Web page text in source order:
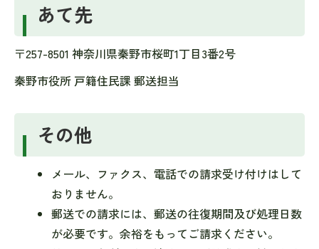
あて先
〒257-8501 神奈川県秦野市桜町1丁目3番2号
秦野市役所 戸籍住民課 郵送担当
その他
メール、ファクス、電話での請求受け付けはして
おりません。
郵送での請求には、郵送の往復期間及び処理日数
が必要です。余裕をもってご請求ください。